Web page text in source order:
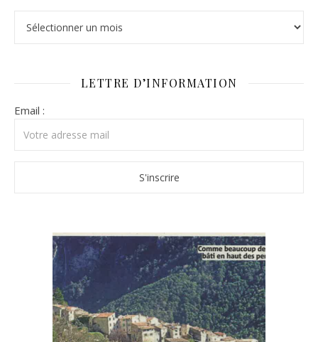
LETTRE D’INFORMATION
Email :